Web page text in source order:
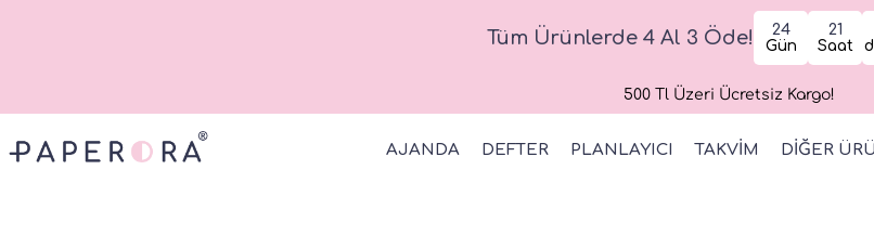
Tüm Ürünlerde 4 Al 3 Öde!
24
Gün
21
Saat
500 Tl Üzeri Ücretsiz Kargo!
AJANDA DEFTER PLANLAYICI TAKVİM DİĞER